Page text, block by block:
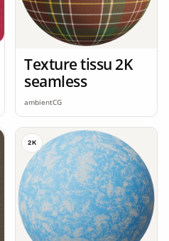
Texture tissu 2K
seamless
ambientCG
2K